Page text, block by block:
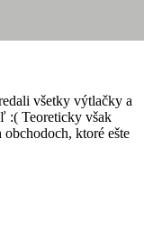
všetky výtlačky a
:( Teoreticky však
ktoré ešte